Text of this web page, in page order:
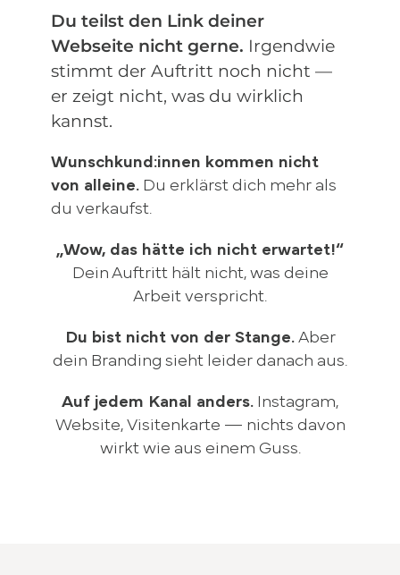
Du teilst den Link deiner
Webseite nicht gerne. Irgendwie
stimmt der Auftritt noch nicht —
er zeigt nicht, was du wirklich
kannst.
Wunschkund:innen kommen nicht
von alleine. Du erklärst dich mehr als
du verkaufst.
„Wow, das hätte ich nicht erwartet!“
Dein Auftritt hält nicht, was deine
Arbeit verspricht.
Du bist nicht von der Stange. Aber
dein Branding sieht leider danach aus.
Auf jedem Kanal anders. Instagram,
Website, Visitenkarte — nichts davon
wirkt wie aus einem Guss.